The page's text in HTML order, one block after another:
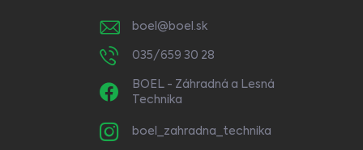
boel @ boel.sk
035/659 30 28
BOEL - Záhradná a Lesná
Technika
boel_zahradna_technika